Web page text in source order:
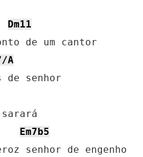
Dm11
de um cantor
A
de senhor
Em7b5
senhor de engenho